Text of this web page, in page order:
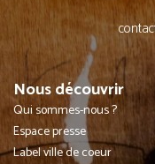
Nous découvrir
Qui sommes-nous ?
Espace presse
Label ville de coeur